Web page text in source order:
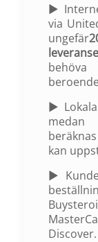
►
via
ungefär
behöva
►
medan
kan
►
Discover.